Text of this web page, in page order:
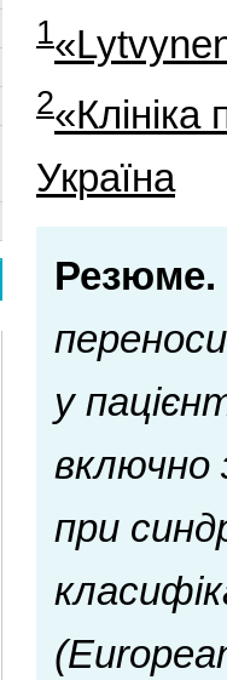
1
2
Україна
Резюме.
у
включно
при